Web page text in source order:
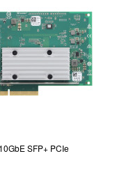
SFP+ PCIe